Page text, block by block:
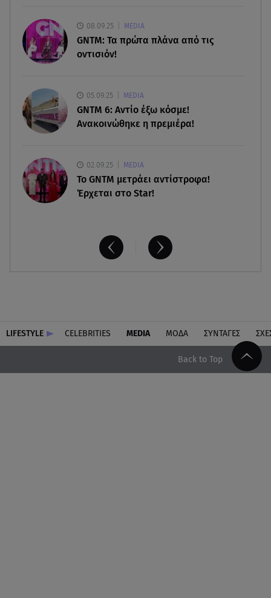
08.08.26 , 17:45
Εριέττα Κούρκουλου: Η συγκινητική ανάρτηση
για τα 33α γενέθλιά της
Νεκρή μεγαλόσωμη αρκούδα στην Καστοριά,
πιθανόν από πυροβολισμό
08.09.25 MEDIA
GNTM: Τα πρώτα πλάνα από τις
οντισιόν!
05.09.25 MEDIA
GNTM 6: Αντίο έξω κόσμε!
Ανακοινώθηκε η πρεμιέρα!
02.09.25 MEDIA
Το GNTM μετράει αντίστροφα!
Έρχεται στο Star!
LIFESTYLE CELEBRITIES MEDIA ΜΟΔΑ ΣΥΝΤΑΓΕΣ
Back to Top